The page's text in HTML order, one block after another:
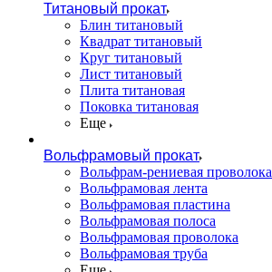
Титановый прокат
Блин титановый
Квадрат титановый
Круг титановый
Лист титановый
Плита титановая
Поковка титановая
Еще
Вольфрамовый прокат
Вольфрам-рениевая проволока
Вольфрамовая лента
Вольфрамовая пластина
Вольфрамовая полоса
Вольфрамовая проволока
Вольфрамовая труба